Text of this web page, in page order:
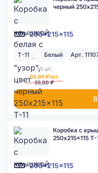
250x215x115
черный
Т-11 Белый Арт.
>5 шт.
50,00 ₽/шт.
55,00 ₽
250x215x115
Коробка с
250x215x115 Т-